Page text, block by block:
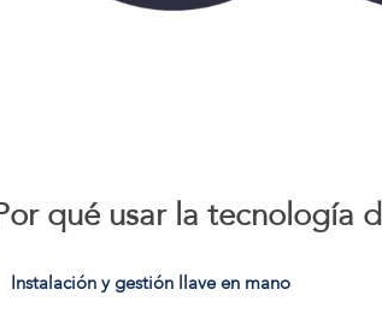
qué usar la tecnología
Instalación y gestión llave en mano